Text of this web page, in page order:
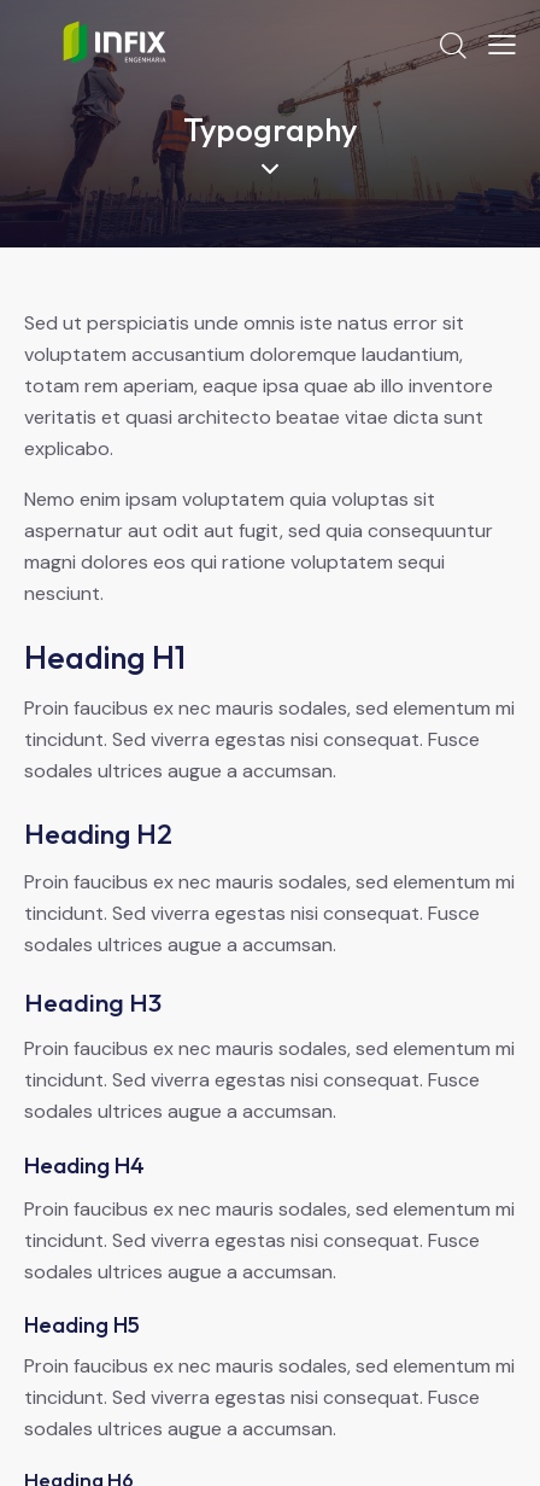
Typography
Sed ut perspiciatis unde omnis iste natus error sit
voluptatem accusantium doloremque laudantium,
totam rem aperiam, eaque ipsa quae ab illo inventore
veritatis et quasi architecto beatae vitae dicta sunt
explicabo.
Nemo enim ipsam voluptatem quia voluptas sit
aspernatur aut odit aut fugit, sed quia consequuntur
magni dolores eos qui ratione voluptatem sequi
nesciunt.
Heading H1
Proin faucibus ex nec mauris sodales, sed elementum mi
tincidunt. Sed viverra egestas nisi consequat. Fusce
sodales ultrices augue a accumsan.
Heading H2
Proin faucibus ex nec mauris sodales, sed elementum mi
tincidunt. Sed viverra egestas nisi consequat. Fusce
sodales ultrices augue a accumsan.
Heading H3
Proin faucibus ex nec mauris sodales, sed elementum mi
tincidunt. Sed viverra egestas nisi consequat. Fusce
sodales ultrices augue a accumsan.
Heading H4
Proin faucibus ex nec mauris sodales, sed elementum mi
tincidunt. Sed viverra egestas nisi consequat. Fusce
sodales ultrices augue a accumsan.
Heading H5
Proin faucibus ex nec mauris sodales, sed elementum mi
tincidunt. Sed viverra egestas nisi consequat. Fusce
sodales ultrices augue a accumsan.
Heading H6